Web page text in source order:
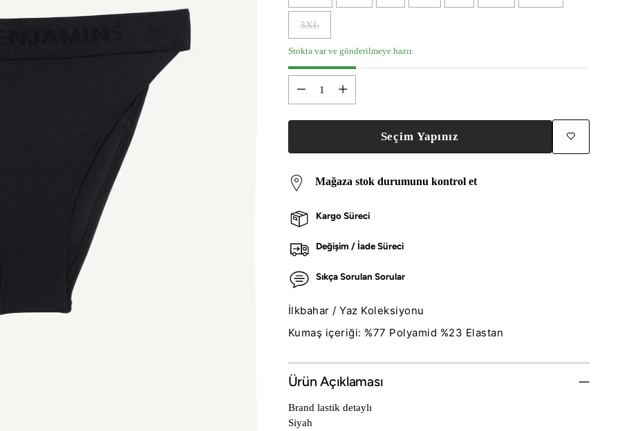
3XL
Stokta var ve gönderilmeye hazır.
Seçim Yapınız
Mağaza stok durumunu kontrol et
Kargo Süreci
Değişim / İade Süreci
Sıkça Sorulan Sorular
İlkbahar / Yaz Koleksiyonu
Kumaş içeriği: %77 Polyamid %23 Elastan
Ürün Açıklaması
Brand lastik detaylı
Siyah